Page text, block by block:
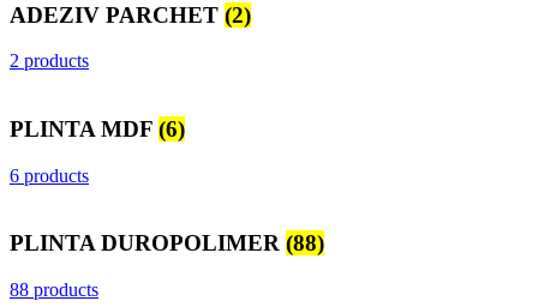
ADEZIV PARCHET (2)
2 products
PLINTA MDF (6)
6 products
PLINTA DUROPOLIMER (88)
88 products